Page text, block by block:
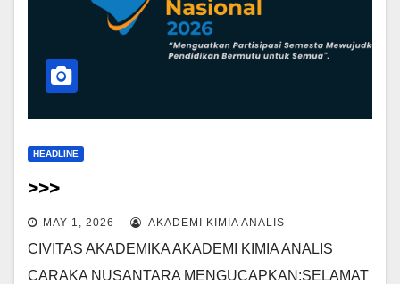
HEADLINE
>>>
MAY 1, 2026 AKADEMI KIMIA ANALIS
CIVITAS AKADEMIKA AKADEMI KIMIA ANALIS
CARAKA NUSANTARA MENGUCAPKAN:SELAMAT